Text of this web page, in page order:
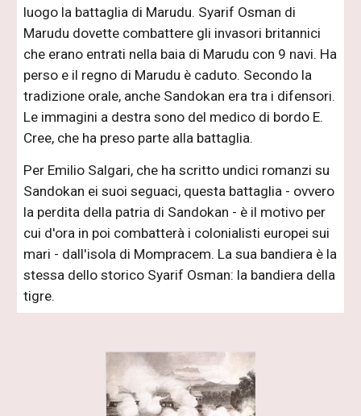
luogo la battaglia di Marudu. Syarif Osman di
Marudu dovette combattere gli invasori britannici
che erano entrati nella baia di Marudu con 9 navi. Ha
perso e il regno di Marudu è caduto. Secondo la
tradizione orale, anche Sandokan era tra i difensori.
Le immagini a destra sono del medico di bordo E.
Cree, che ha preso parte alla battaglia.
Per Emilio Salgari, che ha scritto undici romanzi su
Sandokan ei suoi seguaci, questa battaglia - ovvero
la perdita della patria di Sandokan - è il motivo per
cui d'ora in poi combatterà i colonialisti europei sui
mari - dall'isola di Mompracem. La sua bandiera è la
stessa dello storico Syarif Osman: la bandiera della
tigre.